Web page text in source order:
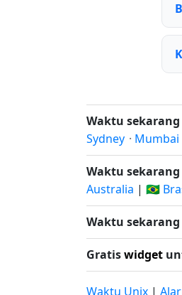
Waktu
Sydney · Mumbai
Waktu
Australia | 🇧🇷
Waktu sekarang
Gratiswidget
Waktu Unix |